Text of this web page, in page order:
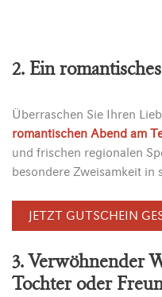
2. Ein
Überraschen Sie Ihren
romantischen Abend am
und frischen regionalen
besondere Zweisamkeit in
JETZT GUTSCHEIN
3. Verwöhnender
Tochter oder